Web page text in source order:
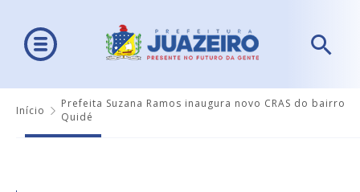
Início
Prefeita Suzana Ramos inaugura novo CRAS do bairro
Quidé